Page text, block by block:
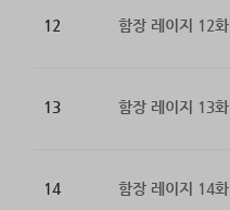
12 함장 레이지 12화
13 함장 레이지 13화
14 함장 레이지 14화